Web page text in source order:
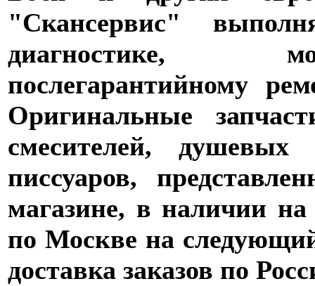
"Скансервис"
диагностике,
послегарантийному
Оригинальные
смесителей, душевых
писсуаров,
магазине, в наличии на
по Москве на
доставка заказов по